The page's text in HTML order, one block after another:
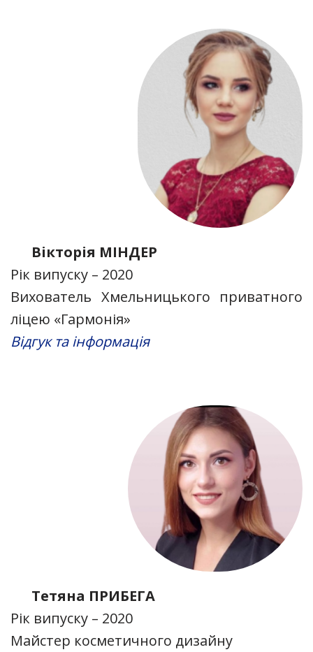
Вікторія МІНДЕР
Рік випуску – 2020
Вихователь Хмельницького приватного
ліцею «Гармонія»
Відгук та інформація
Тетяна ПРИБЕГА
Рік випуску – 2020
Майстер косметичного дизайну